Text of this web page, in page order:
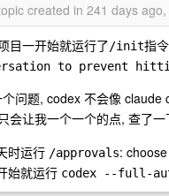
created in 241 days
目一开始就运行了/init指
to prevent
问题, codex 不会像 claude
会让我一个一个的点, 查了
时运行 /approvals:
始就运行 codex --full-